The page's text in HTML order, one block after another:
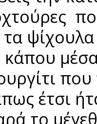
τα
κάπου
που
έτσι
το